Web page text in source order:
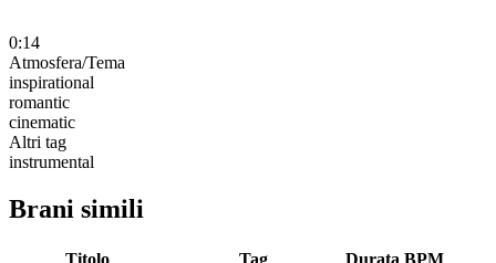
0:14
Atmosfera/Tema
inspirational
romantic
cinematic
Altri tag
instrumental
Brani simili
Titolo Tag Durata BPM